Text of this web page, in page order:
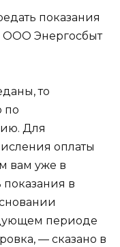
показания
ООО Энергосбыт
то
по
Для
оплаты
вам уже в
в
периоде
— сказано в